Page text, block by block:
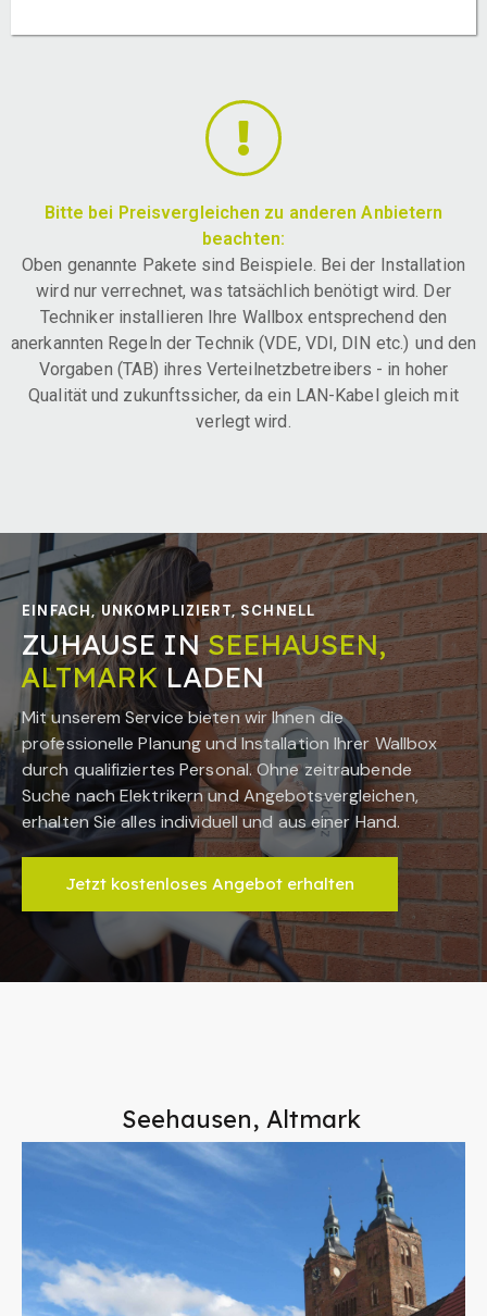
Bitte bei Preisvergleichen zu anderen Anbietern
beachten:
Oben genannte Pakete sind Beispiele. Bei der Installation
wird nur verrechnet, was tatsächlich benötigt wird. Der
Techniker installieren Ihre Wallbox entsprechend den
anerkannten Regeln der Technik (VDE, VDI, DIN etc.) und den
Vorgaben (TAB) ihres Verteilnetzbetreibers - in hoher
Qualität und zukunftssicher, da ein LAN-Kabel gleich mit
verlegt wird.
EINFACH, UNKOMPLIZIERT, SCHNELL
ZUHAUSE INSEEHAUSEN,
ALTMARKLADEN
Mit unserem Service bieten wir Ihnen die
professionelle Planung und Installation Ihrer Wallbox
durch qualifiziertes Personal. Ohne zeitraubende
Suche nach Elektrikern und Angebotsvergleichen,
erhalten Sie alles individuell und aus einer Hand.
Jetzt kostenloses Angebot erhalten
Seehausen, Altmark